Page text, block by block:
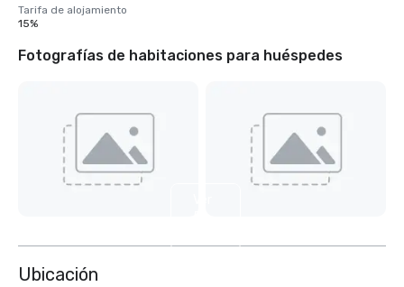
Tarifa de alojamiento
15%
Fotografías de habitaciones para huéspedes
Ubicación